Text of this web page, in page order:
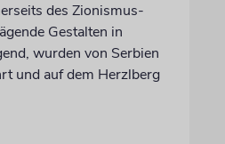
des Zionismus-
Gestalten in
wurden von Serbien
und auf dem Herzlberg